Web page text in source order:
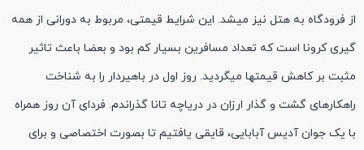
از فرودگاه به هتل نیز میشد. این شرایط قیمتی، مربوط به دورانی از همه
گیری کرونا است که تعداد مسافرین بسیار کم بود و بعضا باعث تاثیر
مثبت بر کاهش قیمتها میگردید. روز اول در باهیردار را به شناخت
راهکارهای گشت و گذار ارزان در دریاچه تانا گذراندم. فردای آن روز همراه
با یک جوان آدیس آبابایی، قایقی یافتیم تا بصورت اختصاصی و برای